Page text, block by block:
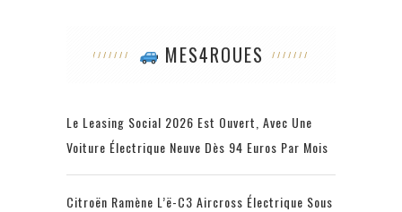
MES4ROUES
Le Leasing Social 2026 Est Ouvert, Avec Une
Voiture Électrique Neuve Dès 94 Euros Par Mois
Citroën Ramène L’ë-C3 Aircross Électrique Sous